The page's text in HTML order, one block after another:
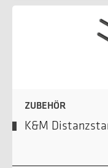
ZUBEHÖR
K&M